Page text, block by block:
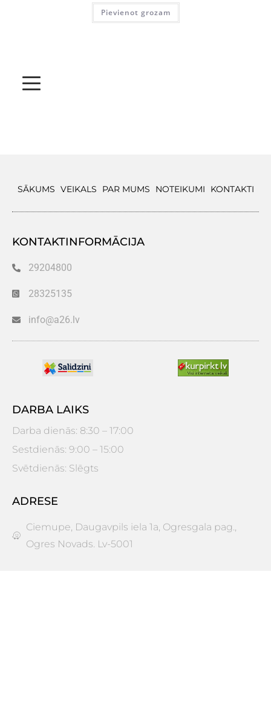
Pievienot grozam
SĀKUMS VEIKALS PAR MUMS NOTEIKUMI KONTAKTI
KONTAKTINFORMĀCIJA
29204800
28325135
info@a26.lv
DARBA LAIKS
Darba dienās: 8:30 – 17:00
Sestdienās: 9:00 – 15:00
Svētdienās: Slēgts
ADRESE
Ciemupe, Daugavpils iela 1a, Ogresgala pag.,
Ogres Novads. Lv-5001